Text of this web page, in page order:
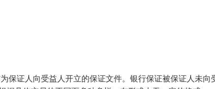
保证人向受益人开立的保证文件。银行保证被保证人未向